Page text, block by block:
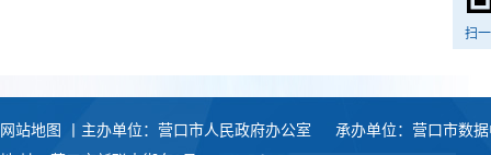
扫
网站地图 丨主办单位：营口市人民政府办公室
承办单位：营口市数